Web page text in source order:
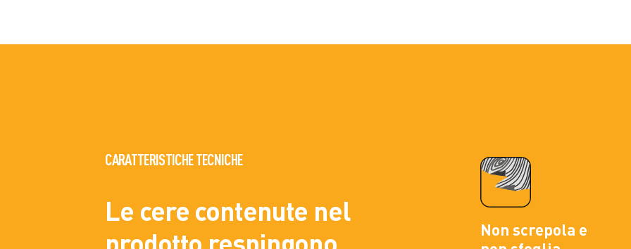
CARATTERISTICHE TECNICHE
Le cere contenute nel
Non screpola e